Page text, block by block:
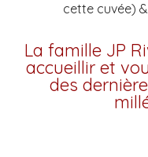
cette cuvée)
La famille JP
accueillir et
des